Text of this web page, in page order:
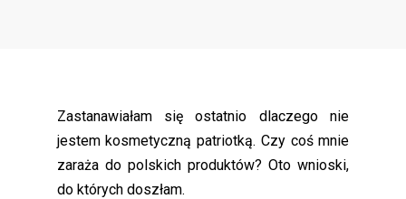
Zastanawiałam się ostatnio dlaczego nie
jestem kosmetyczną patriotką. Czy coś mnie
zaraża do polskich produktów? Oto wnioski,
do których doszłam.